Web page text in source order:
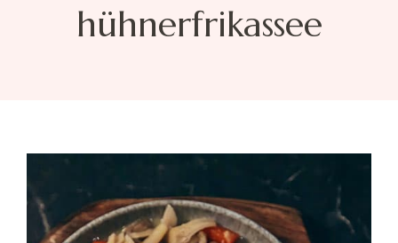
hühnerfrikassee